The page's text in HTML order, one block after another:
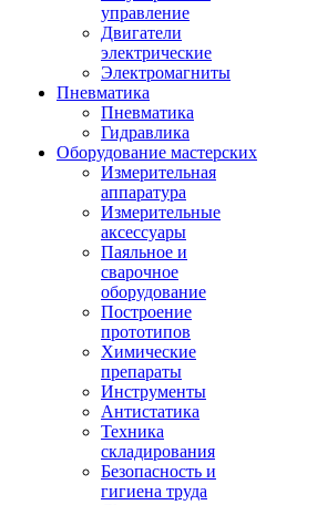
управление
Двигатели
электрические
Электромагниты
Пневматика
Пневматика
Гидравлика
Оборудование мастерских
Измерительная
аппаратура
Измерительные
аксессуары
Паяльное и
сварочное
оборудование
Построение
прототипов
Химические
препараты
Инструменты
Aнтистатика
Техника
складирования
Безопасность и
гигиена труда